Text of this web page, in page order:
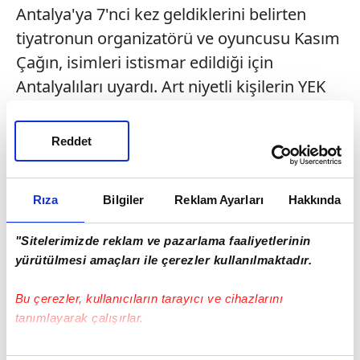
Rıza Bilgiler Reklam Ayarları Hakkında
"Sitelerimizde reklam ve pazarlama faaliyetlerinin
yürütülmesi amaçları ile çerezler kullanılmaktadır.
Bu çerezler, kullanıcıların tarayıcı ve cihazlarını
tanımlayarak çalışırlar.
Bu çerezlere izin vermeniz halinde sizlere özel
Reddet
Antalya'ya 7'nci kez geldiklerini belirten
tiyatronun organizatörü ve oyuncusu Kasım
Çağın, isimleri istismar edildiği için
Antalyalıları uyardı. Art niyetli kişilerin YEK
sömürerek para kazandıklarını belirten
Çağin, "Sahte bilet basıp, engellilerin gösteri
düzenlediğini söyleyerek yardım amaçlı bilet
alınmasını istiyorlar. Bileti alanlar sahneye
geldiklerinde muhatap bulamıyorlar" diye
uyarıda bulundu. Grup, Antalya'da 22 Eylül
sahneleyecek.